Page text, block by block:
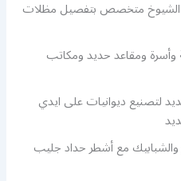
الشيوخ متخصص بتفصيل مظلات
ومقاعد حديد ومكاتب
لتصنيع ديوانيات على ايدي
والشبابيك مع أشطر حداد جليب